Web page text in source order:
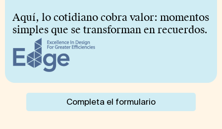
Aquí, lo cotidiano cobra valor: momentos
simples que se transforman en recuerdos.
Completa el formulario